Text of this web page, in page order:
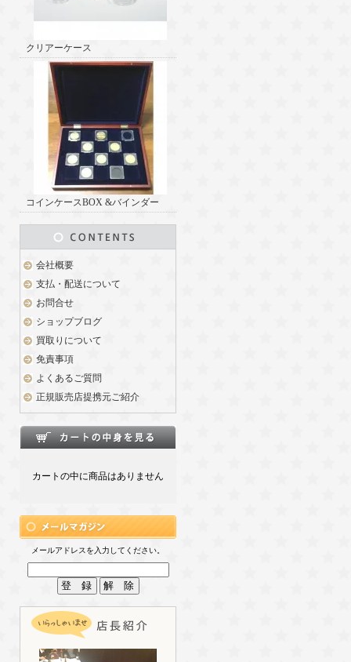
クリアーケース
コインケースBOX &バインダー
会社概要
支払・配送について
お問合せ
ショップブログ
買取りについて
免責事項
よくあるご質問
正規販売店提携元ご紹介
カートの中に商品はありません
メールアドレスを入力してください。